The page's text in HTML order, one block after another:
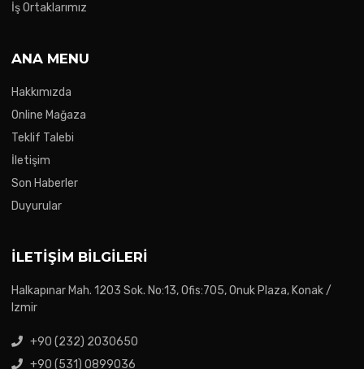
İş Ortaklarımız
ANA MENU
Hakkımızda
Online Mağaza
Teklif Talebi
İletişim
Son Haberler
Duyurular
İLETIŞIM BILGILERI
Halkapınar Mah. 1203 Sok. No:13, Ofis:705, Onuk Plaza, Konak /
Izmir
+90 (232) 2030650
+90 (531) 0899036